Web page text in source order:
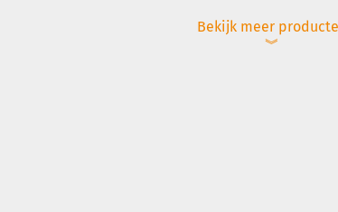
Bekijk meer
︾